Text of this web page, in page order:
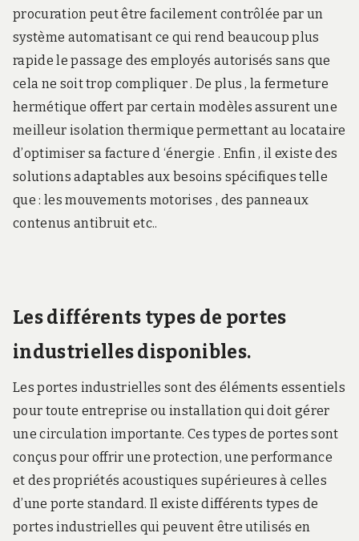
procuration peut être facilement contrôlée par un
système automatisant ce qui rend beaucoup plus
rapide le passage des employés autorisés sans que
cela ne soit trop compliquer . De plus , la fermeture
hermétique offert par certain modèles assurent une
meilleur isolation thermique permettant au locataire
d’optimiser sa facture d ‘énergie . Enfin , il existe des
solutions adaptables aux besoins spécifiques telle
que : les mouvements motorises , des panneaux
contenus antibruit etc..
Les différents types de portes
industrielles disponibles.
Les portes industrielles sont des éléments essentiels
pour toute entreprise ou installation qui doit gérer
une circulation importante. Ces types de portes sont
conçus pour offrir une protection, une performance
et des propriétés acoustiques supérieures à celles
d’une porte standard. Il existe différents types de
portes industrielles qui peuvent être utilisés en